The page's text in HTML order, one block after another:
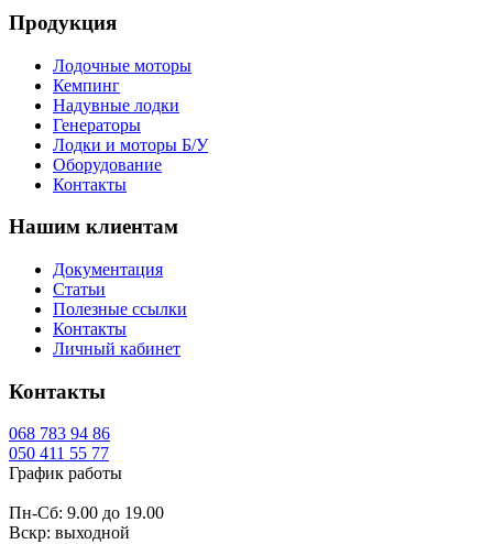
Продукция
Лодочные моторы
Кемпинг
Надувные лодки
Генераторы
Лодки и моторы Б/У
Оборудование
Контакты
Нашим клиентам
Документация
Статьи
Полезные ссылки
Контакты
Личный кабинет
Контакты
068 783 94 86
050 411 55 77
График работы
Пн-Сб: 9.00 до 19.00
Вскр: выходной